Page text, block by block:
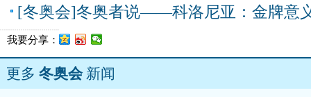
[冬奥会]冬奥者说——科洛尼亚：金牌意
我要分享：
更多 冬奥会新闻